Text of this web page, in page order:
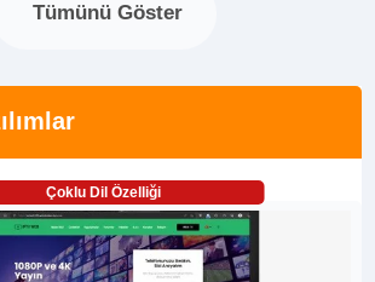
Tümünü Göster
Çoklu Dil Özelliği